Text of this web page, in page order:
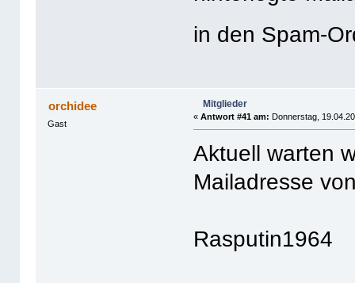
in den Spam-
orchidee
Gast
Mitglieder
«Antwort #41 am: Donnerstag,
Aktuell warten
Mailadresse
Rasputin1964